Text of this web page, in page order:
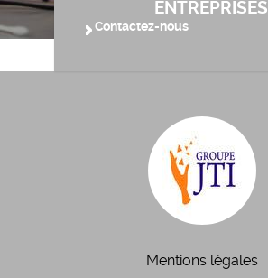
ENTREPRISES
Contactez-nous
Mentions légales